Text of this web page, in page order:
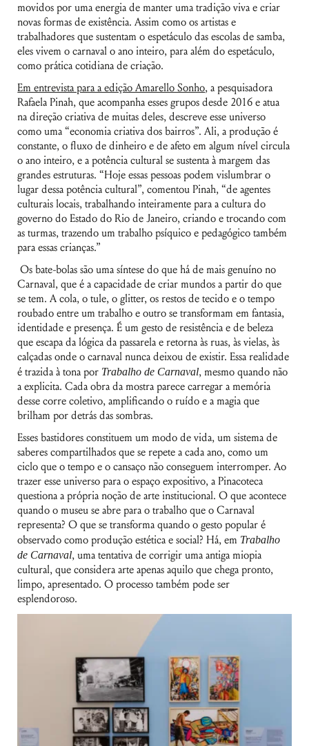
movidos por uma energia de manter uma tradição viva e criar
novas formas de existência. Assim como os artistas e
trabalhadores que sustentam o espetáculo das escolas de samba,
eles vivem o carnaval o ano inteiro, para além do espetáculo,
como prática cotidiana de criação.
Em entrevista para a edição Amarello Sonho, a pesquisadora
Rafaela Pinah, que acompanha esses grupos desde 2016 e atua
na direção criativa de muitas deles, descreve esse universo
como uma “economia criativa dos bairros”. Ali, a produção é
constante, o fluxo de dinheiro e de afeto em algum nível circula
o ano inteiro, e a potência cultural se sustenta à margem das
grandes estruturas. “Hoje essas pessoas podem vislumbrar o
lugar dessa potência cultural”, comentou Pinah, “de agentes
culturais locais, trabalhando inteiramente para a cultura do
governo do Estado do Rio de Janeiro, criando e trocando com
as turmas, trazendo um trabalho psíquico e pedagógico também
para essas crianças.”
Os bate-bolas são uma síntese do que há de mais genuíno no
Carnaval, que é a capacidade de criar mundos a partir do que
se tem. A cola, o tule, o glitter, os restos de tecido e o tempo
roubado entre um trabalho e outro se transformam em fantasia,
identidade e presença. É um gesto de resistência e de beleza
que escapa da lógica da passarela e retorna às ruas, às vielas, às
calçadas onde o carnaval nunca deixou de existir. Essa realidade
é trazida à tona por Trabalho de Carnaval, mesmo quando não
a explicita. Cada obra da mostra parece carregar a memória
desse corre coletivo, amplificando o ruído e a magia que
brilham por detrás das sombras.
Esses bastidores constituem um modo de vida, um sistema de
saberes compartilhados que se repete a cada ano, como um
ciclo que o tempo e o cansaço não conseguem interromper. Ao
trazer esse universo para o espaço expositivo, a Pinacoteca
questiona a própria noção de arte institucional. O que acontece
quando o museu se abre para o trabalho que o Carnaval
representa? O que se transforma quando o gesto popular é
observado como produção estética e social? Há, em Trabalho
de Carnaval, uma tentativa de corrigir uma antiga miopia
cultural, que considera arte apenas aquilo que chega pronto,
limpo, apresentado. O processo também pode ser
esplendoroso.
Nome de usuário ou endereço de e-
mail
Senha
Lembrar-me